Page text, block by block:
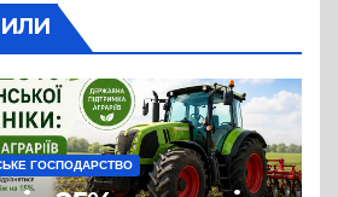
ГОСПОДАРСТВО